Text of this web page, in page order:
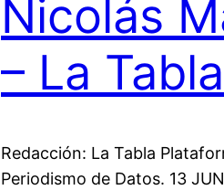
Nicolás
– La
Redacción: La Tabla
Periodismo de Datos. 13